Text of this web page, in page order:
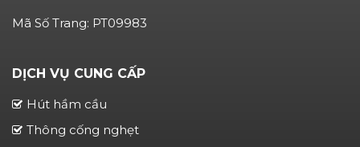
Mã Số Trang: PT09983
DỊCH VỤ CUNG CẤP
Hút hầm cầu
Thông cống nghẹt